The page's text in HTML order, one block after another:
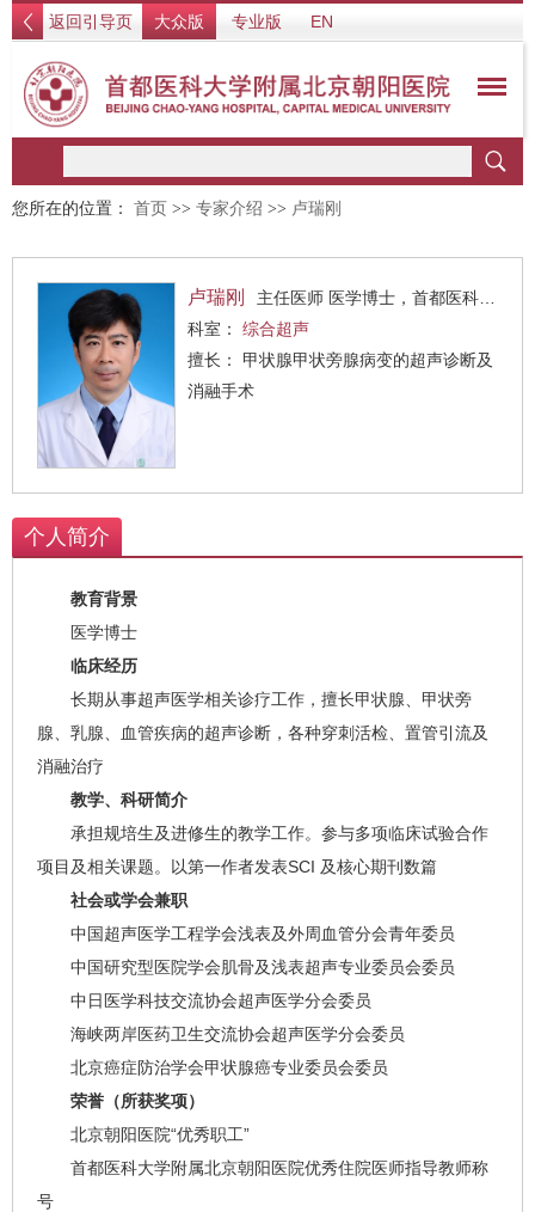
返回引导页 大众版 专业版 EN
您所在的位置： 首页 >> 专家介绍 >> 卢瑞刚
卢瑞刚
主任医师 医学博士，首都医科大学附属北京朝阳医院超声医学科浅表器官与血管超声组组长
科室： 综合超声
擅长： 甲状腺甲状旁腺病变的超声诊断及
消融手术
个人简介
教育背景
医学博士
临床经历
长期从事超声医学相关诊疗工作，擅长甲状腺、甲状旁
腺、乳腺、血管疾病的超声诊断，各种穿刺活检、置管引流及
消融治疗
教学、科研简介
承担规培生及进修生的教学工作。参与多项临床试验合作
项目及相关课题。以第一作者发表SCI 及核心期刊数篇
社会或学会兼职
中国超声医学工程学会浅表及外周血管分会青年委员
中国研究型医院学会肌骨及浅表超声专业委员会委员
中日医学科技交流协会超声医学分会委员
海峡两岸医药卫生交流协会超声医学分会委员
北京癌症防治学会甲状腺癌专业委员会委员
荣誉（所获奖项）
北京朝阳医院“优秀职工”
首都医科大学附属北京朝阳医院优秀住院医师指导教师称
号